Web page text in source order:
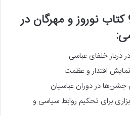
نکات کلیدی فصل 9 کتاب نوروز و مهرگان در
دربار خلفای عباسی
اقتدار و عظمت
جشن‌ها در دوران عباسیان
برای تحکیم روابط سیاسی و